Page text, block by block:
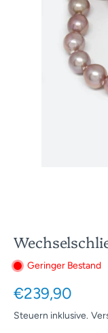
Geringer Bestand
€239,90
Steuern inklusive.